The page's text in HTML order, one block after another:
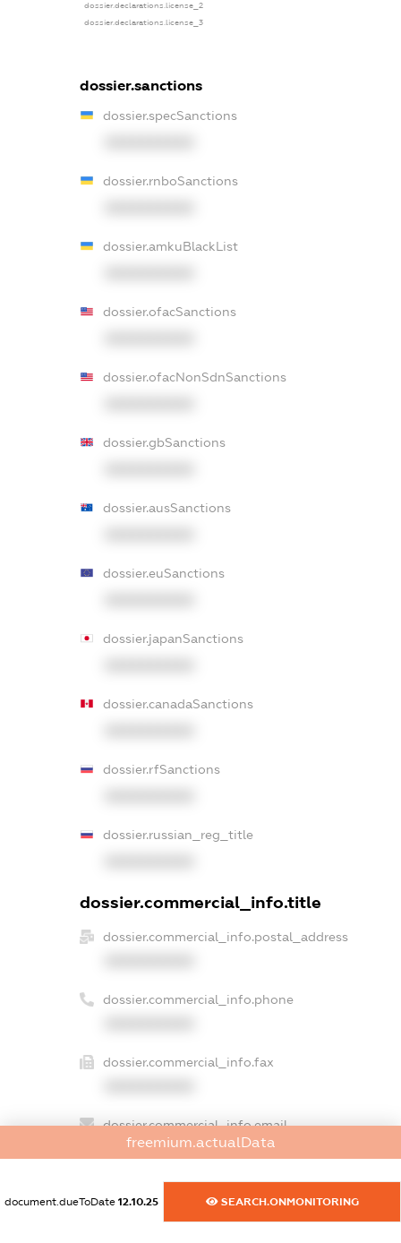
dossier.declarations.license_2
dossier.declarations.license_3
dossier.sanctions
dossier.specSanctions
dossier.rnboSanctions
dossier.amkuBlackList
dossier.ofacSanctions
dossier.ofacNonSdnSanctions
dossier.gbSanctions
dossier.ausSanctions
dossier.euSanctions
dossier.japanSanctions
dossier.canadaSanctions
dossier.rfSanctions
dossier.russian_reg_title
dossier.commercial_info.title
dossier.commercial_info.postal_address
dossier.commercial_info.phone
dossier.commercial_info.fax
dossier.commercial_info.email
XXXXXXXXXX
freemium.actualData
document.dueToDate 12.10.25 SEARCH.ONMONITORING